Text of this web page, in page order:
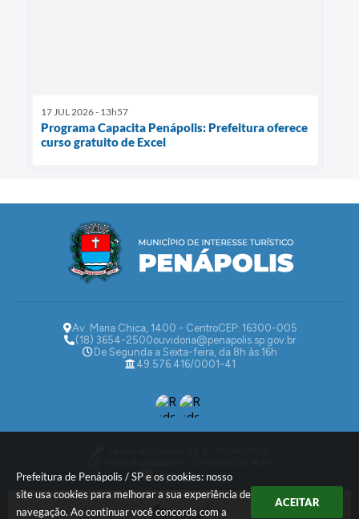
Prefeitura de Penápolis / SP e os cookies: nosso
site usa cookies para melhorar a sua experiência de
navegação. Ao continuar você concorda com a
ACEITAR
17 JUL 2026 - 13h57
Programa Capacita Penápolis: Prefeitura oferece
curso gratuito de Excel
Av. Maria Chica, 1400 - CentroCEP: 16300-005
(18) 3654-2500ouvidoria@penapolis.sp.gov.br
De Segunda a Sexta-feira, da 8h às 16h
49.576.416/0001-41
Dados Abertos